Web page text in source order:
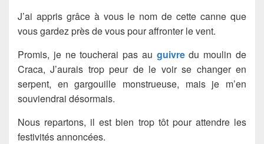
J’ai appris grâce à vous le nom de cette canne que
vous gardez près de vous pour affronter le vent.
Promis, je ne toucherai pas au guivredu moulin de
Craca, J’aurais trop peur de le voir se changer en
serpent, en gargouille monstrueuse, mais je m’en
souviendrai désormais.
Nous repartons, il est bien trop tôt pour attendre les
festivités annoncées.